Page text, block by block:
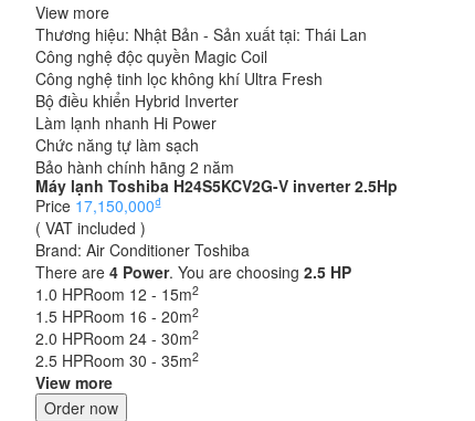
View more
Thương hiệu: Nhật Bản - Sản xuất tại: Thái Lan
Công nghệ độc quyền Magic Coil
Công nghệ tinh lọc không khí Ultra Fresh
Bộ điều khiển Hybrid Inverter
Làm lạnh nhanh Hi Power
Chức năng tự làm sạch
Bảo hành chính hãng 2 năm
Máy lạnh Toshiba H24S5KCV2G-V inverter 2.5Hp
Price 17,150,000₫
( VAT included )
Brand: Air Conditioner Toshiba
There are 4 Power. You are choosing 2.5 HP
1.0 HPRoom 12 - 15m2
1.5 HPRoom 16 - 20m2
2.0 HPRoom 24 - 30m2
2.5 HPRoom 30 - 35m2
View more
Order now